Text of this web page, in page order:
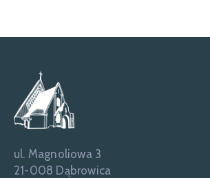
ul. Magnoliowa 3
21-008 Dąbrowica